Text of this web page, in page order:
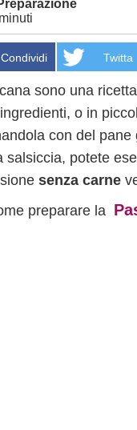
Condividi Twitta
sono una ricetta
o in
con del pane
salsiccia, potete
senza carne
preparare la